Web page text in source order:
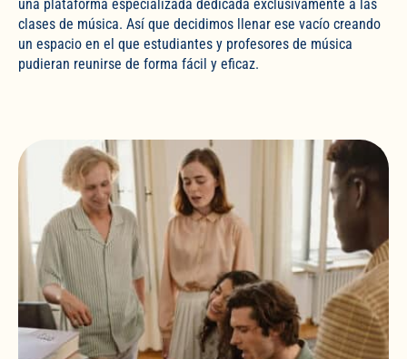
una plataforma especializada dedicada exclusivamente a las
clases de música. Así que decidimos llenar ese vacío creando
un espacio en el que estudiantes y profesores de música
pudieran reunirse de forma fácil y eficaz.